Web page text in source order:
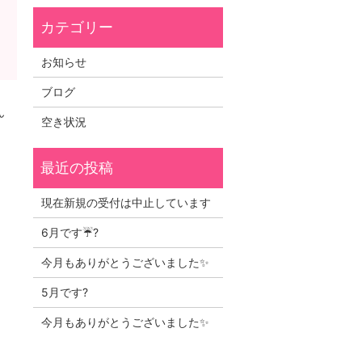
お知らせ
ブログ
空き状況
現在新規の受付は中止しています
6月です☔?
今月もありがとうございました✨
5月です?
今月もありがとうございました✨